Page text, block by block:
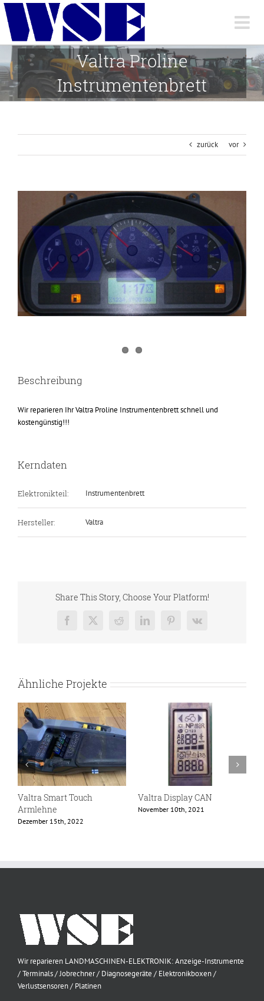
Skip
content
Valtra Proline
Instrumentenbrett
zurück vor
Image
Beschreibung
Wir reparieren Ihr Valtra Proline Instrumentenbrett schnell und
kostengünstig!!!
Kerndaten
Elektronikteil: Instrumentenbrett
Hersteller: Valtra
Share This Story, Choose Your Platform!
Facebook
X RedditLinkedInPinterest
Vk
Ähnliche Projekte
Valtra Smart Touch
Armlehne
Dezember 15th, 2022
Valtra Display CAN
November 10th, 2021
Wir reparieren LANDMASCHINEN-ELEKTRONIK: Anzeige-Instrumente
/ Terminals / Jobrechner / Diagnosegeräte / Elektronikboxen /
Verlustsensoren / Platinen